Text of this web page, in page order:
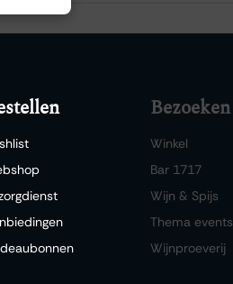
Bezoeken
Winkel
Bar 1717
Wijn & Spijs
Thema events
Wijnproeverij